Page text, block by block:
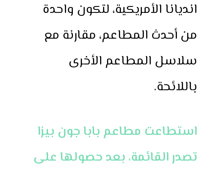
انديانا الأمريكية، لتكون واحدة
من أحدث المطاعم، مقارنة مع
سلاسل المطاعم الأخرى
باللائحة.
استطاعت مطاعم بابا جون بيزا
تصدر القائمة، بعد حصولها على